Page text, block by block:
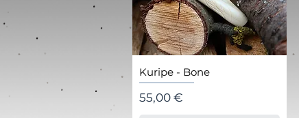
Kuripe - Bone
Цена
55,00 €